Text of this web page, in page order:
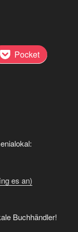
Pocket
es an)
Buchhändler!